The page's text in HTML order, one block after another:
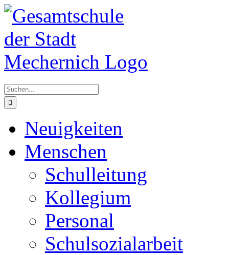
Zum
Inhalt
springen
nach:
Neuigkeiten
Menschen
Schulleitung
Kollegium
Personal
Schulsozialarbeit